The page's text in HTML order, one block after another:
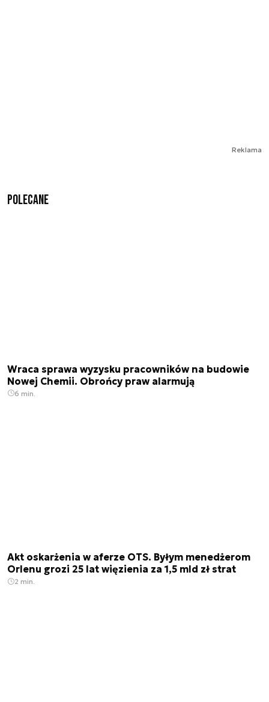
Reklama
Polecane
Wraca sprawa wyzysku pracowników na budowie
Nowej Chemii. Obrońcy praw alarmują
6 min.
Akt oskarżenia w aferze OTS. Byłym menedżerom
Orlenu grozi 25 lat więzienia za 1,5 mld zł strat
2 min.